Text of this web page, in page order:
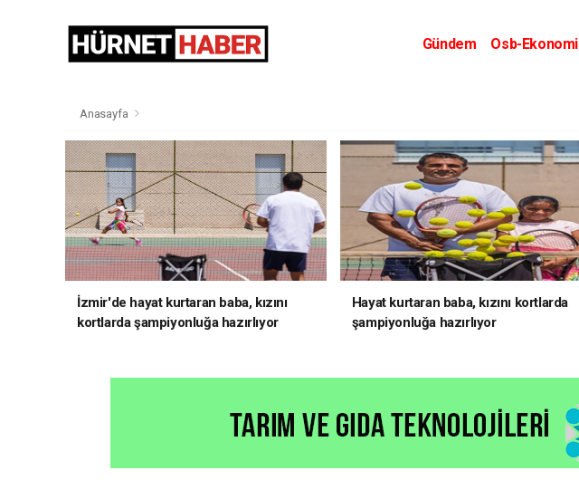
Gündem Osb-Ekonomi
Anasayfa
İzmir'de hayat kurtaran baba, kızını
kortlarda şampiyonluğa hazırlıyor
Hayat kurtaran baba, kızını kortlarda
şampiyonluğa hazırlıyor